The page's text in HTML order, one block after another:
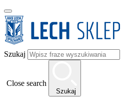
Szukaj
Close search
Szukaj